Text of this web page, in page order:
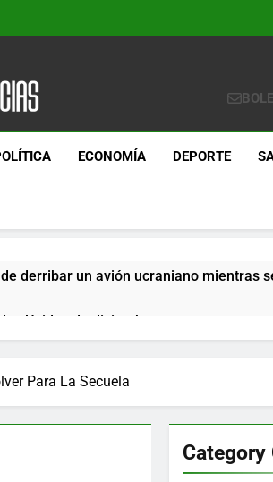
ECONOMÍA DEPORTE
derribar un avión ucraniano mientras
Unidos de diciembre
años
Para La Secuela